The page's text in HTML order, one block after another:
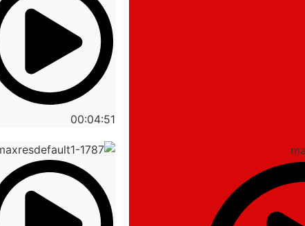
00:04:51